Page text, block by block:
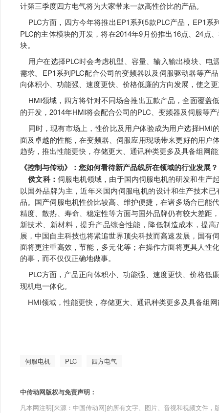
计第三季度四方电气将为大家带来一款高性价比的产品。
PLC方面，四方今年将推出EP1系列5款PLC产品，EP1
PLC的主体模块的开发，将在2014年9月份推出16点、24点
块。
用户在选择PLC时会考虑机型、容量、输入输出模块、
需求。EP1系列PLC配合公司的变频器以及伺服驱动器等产
向体积小、功能强、速度更快、价格低廉的方向发展，使之
HMI领域，四方将针对不同场合推出五款产品，全面覆盖
的开发，2014年HMI将会配合公司的PLC、变频器及伺服等
同时，现有市场上，性价比及用户体验成为用户选择
面及卓越的性能，在变频器、伺服应用现场带来更好的用户
趋势，推出性能更快，存储更大、通讯种类更多及具备组网
《控制与传动》：您如何看待新产品线所在领域的行业发展？
侯文科： 伺服电机领域，由于国内伺服电机的研发和生产
以国外品牌为主，近年来国内伺服电机的设计和生产技术
品。国产伺服电机性价比较高、维护便捷，在诸多场合已能
精度、散热、寿命、稳定性等方面与国外品牌仍有较大差距
新技术、新材料，提升产品综合性能，降低制造成本，提
展，中国自主科技也将紧追世界顶尖科技而高速发展，国有
面将更注重高效，节能，多元化等；在操作方面将更具人性
的事，而不仅仅正确地做事。
PLC方面，产品正向体积小、功能强、速度更快、价格低
现机电一体化。
HMI领域，性能更快，存储更大、通讯种类更多及具备组
伺服电机 PLC 四方电气
中传动网版权与免责声明：
凡本网注明[来源：中国传动网]的所有文字、图片、音视和视频文件